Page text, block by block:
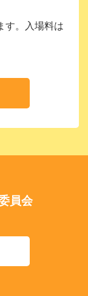
す。入場料は
員会